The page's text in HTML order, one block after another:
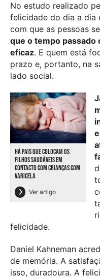
No estudo realizado
felicidade do dia a dia
com que as pessoas
que o tempo passado
eficaz. E quem está
prazo e, portanto, na
lado social.
HÁ PAIS QUE COLOCAM OS
FILHOS SAUDÁVEIS EM
CONTACTO COM CRIANÇAS COM
VARICELA
Ver artigo
felicidade.
Daniel Kahneman
de memória. A
isso, duradoura. A